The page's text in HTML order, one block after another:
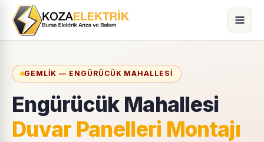
GEMLIK — ENGÜRÜCÜK MAHALLESI
Engürücük Mahallesi
Duvar Panelleri Montajı